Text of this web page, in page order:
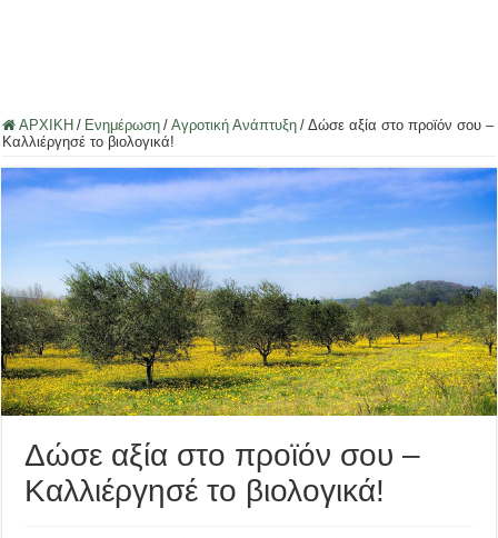
ΑΡΧΙΚΗ / Ενημέρωση / Αγροτική Ανάπτυξη / Δώσε αξία στο προϊόν σου –
Καλλιέργησέ το βιολογικά!
Δώσε αξία στο προϊόν σου –
Καλλιέργησέ το βιολογικά!